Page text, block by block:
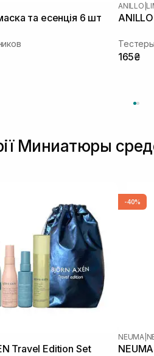
та есенція 6 шт
ANILLO
165₴
Миниатюры
Travel Edition Set
-40%
NEUMA|